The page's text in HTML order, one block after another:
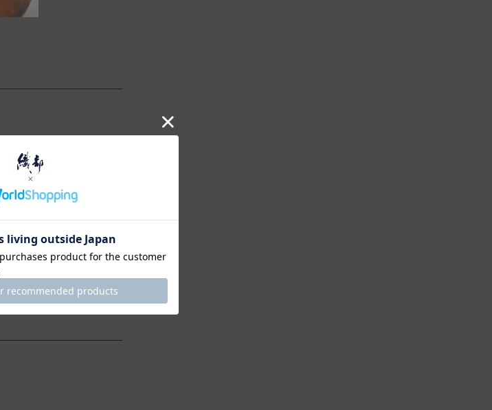
ます。
についてのご連絡をさせて